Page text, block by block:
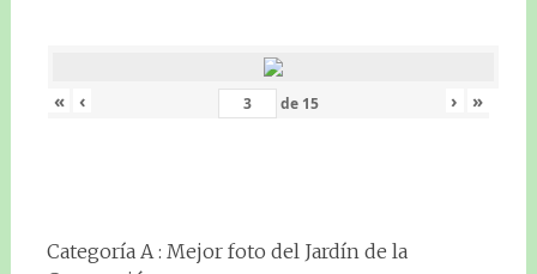
« ‹ de 15 › »
Categoría A : Mejor foto del Jardín de la